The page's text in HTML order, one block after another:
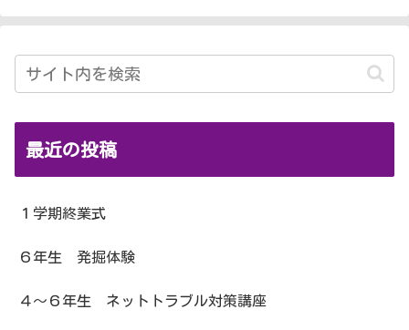
最近の投稿
１学期終業式
６年生 発掘体験
４～６年生 ネットトラブル対策講座